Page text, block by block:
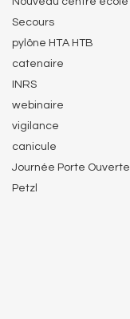
Secours
pylône HTA HTB
catenaire
INRS
webinaire
vigilance
canicule
Journée Porte Ouverte
Petzl